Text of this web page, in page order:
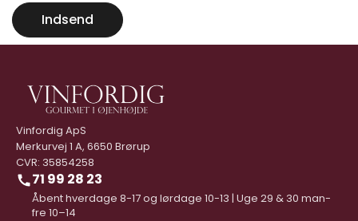
Indsend
Vinfordig ApS
Merkurvej 1 A, 6650 Brørup
CVR: 35854258
71 99 28 23
Åbent hverdage 8-17 og lørdage 10-13 | Uge 29 & 30 man-
fre 10–14